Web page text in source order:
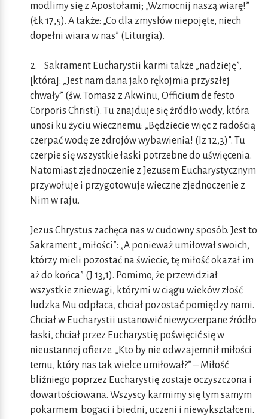
modlimy się z Apostołami; „Wzmocnij naszą wiarę!”
(Łk 17,5). A także: „Co dla zmysłów niepojęte, niech
dopełni wiara w nas” (Liturgia).
2. Sakrament Eucharystii karmi także „nadzieję”,
[która]: „Jest nam dana jako rękojmia przyszłej
chwały” (św. Tomasz z Akwinu, Officium de festo
Corporis Christi). Tu znajduje się źródło wody, która
unosi ku życiu wiecznemu: „Będziecie więc z radością
czerpać wodę ze zdrojów wybawienia! (Iz 12,3)”. Tu
czerpie się wszystkie łaski potrzebne do uświęcenia.
Natomiast zjednoczenie z Jezusem Eucharystycznym
przywołuje i przygotowuje wieczne zjednoczenie z
Nim w raju.
Jezus Chrystus zachęca nas w cudowny sposób. Jest to
Sakrament „miłości”: „A ponieważ umiłował swoich,
którzy mieli pozostać na świecie, tę miłość okazał im
aż do końca” (J 13,1). Pomimo, że przewidział
wszystkie zniewagi, którymi w ciągu wieków złość
ludzka Mu odpłaca, chciał pozostać pomiędzy nami.
Chciał w Eucharystii ustanowić niewyczerpane źródło
łaski, chciał przez Eucharystię poświęcić się w
nieustannej ofierze. „Kto by nie odwzajemnił miłości
temu, który nas tak wielce umiłował?” – Miłość
bliźniego poprzez Eucharystię zostaje oczyszczona i
dowartościowana. Wszyscy karmimy się tym samym
pokarmem: bogaci i biedni, uczeni i niewykształceni.